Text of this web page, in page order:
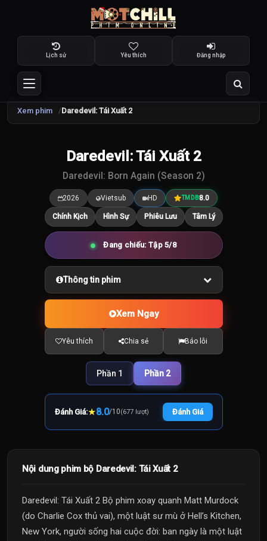
Lịch sử Yêu thích Đăng nhập
Xem phim Daredevil: Tái Xuất 2
8.0/10
Daredevil: Tái Xuất 2
Daredevil: Born Again (Season 2)
2026 Vietsub HD TMDB8.0
Chính Kịch Hình Sự Phiêu Lưu Tâm Lý
Đang chiếu: Tập 5/8
Thông tin phim
Xem Ngay
Yêu thích Chia sẻ Báo lỗi
Phần 1 Phần 2
Đánh Giá:★8.0/10(677 lượt) Đánh Giá
Nội dung phim bộ Daredevil: Tái Xuất 2
Daredevil: Tái Xuất 2 Bộ phim xoay quanh Matt Murdock
(do Charlie Cox thủ vai), một luật sư mù ở Hell’s Kitchen,
New York, người sống hai cuộc đời: ban ngày là một luật